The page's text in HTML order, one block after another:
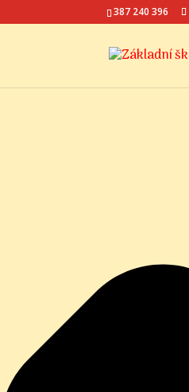
Spravovat Souhlas s cookies
387 240 396